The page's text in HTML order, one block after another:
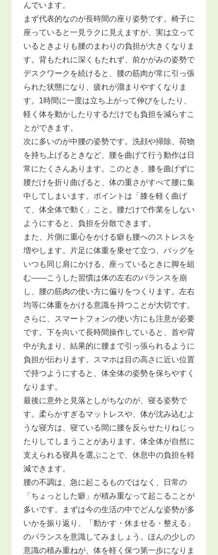
んでいます。
まず代表的なのが長時間の座り姿勢です。椅子に
座っていると一見ラクに見えますが、実は立って
いるときよりも腰のまわりの負担が大きくなりま
す。背もたれに深くもたれず、前かがみの姿勢で
デスクワークを続けると、腰の筋肉が常に引っ張
られた状態になり、疲れが溜まりやすくなりま
す。1時間に一度は立ち上がって伸びをしたり、
軽く体を動かしたりするだけでも負担を減らすこ
とができます。
次に多いのが中腰の姿勢です。洗顔や掃除、荷物
を持ち上げるときなど、腰を曲げて行う動作は日
常にたくさんあります。このとき、膝を曲げずに
腰だけを折り曲げると、体の重さがすべて腰に集
中してしまいます。ポイントは「膝を軽く曲げ
て、体全体で動く」こと。腰だけで作業をしない
ようにすると、負担を分散できます。
また、片側に重心をかける癖も腰へのストレスを
増やします。片足に体重を乗せて立つ、バッグを
いつも同じ肩にかける、座っているときに脚を組
む――こうした習慣は体の左右のバランスを崩
し、腰の筋肉の使い方に偏りをつくります。左右
均等に体重をかける意識を持つことが大切です。
さらに、スマートフォンの使い方にも注意が必要
です。下を向いて長時間操作していると、首や背
中が丸まり、結果的に腰まで引っ張られるように
負担が伝わります。スマホは目の高さに近い位置
で持つようにすると、体全体の姿勢を保ちやすく
なります。
最後に意外と見落としがちなのが、寝る姿勢で
す。柔らかすぎるマットレスや、体が沈み込むよ
うな寝方は、寝ている間に腰を反らせたりねじっ
たりしてしまうことがあります。体全体が自然に
支えられる寝具を選ぶことで、休息中の負担を軽
減できます。
腰の不調は、急に起こるものではなく、日常の
「ちょっとした癖」が積み重なって起こることが
多いです。まずは今の生活の中でどんな姿勢が多
いかを振り返り、「動かす・休ませる・整える」
のバランスを意識してみましょう。ほんの少しの
意識の積み重ねが、体を軽く保つ第一歩になりま